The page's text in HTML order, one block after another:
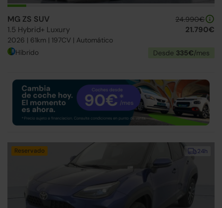
MG ZS SUV
1.5 Hybrid+ Luxury
2026 | 61km | 197CV | Automático
24.990€
21.790€
Híbrido Desde 335€/mes
24h
Reservado